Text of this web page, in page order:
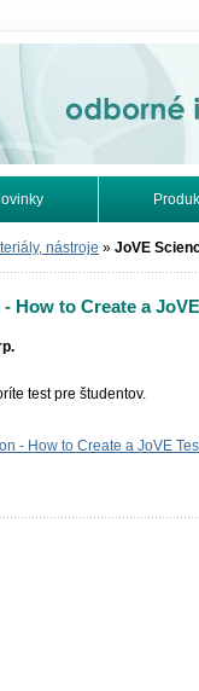
informácie. Online.
nástroje » JoVE
How to Create a
test pre študentov.
- How to Create a JoVE